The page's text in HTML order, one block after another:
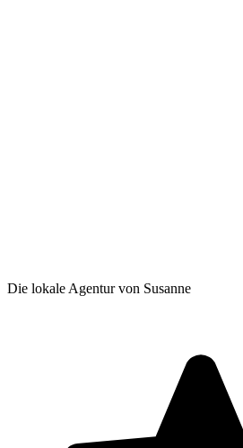
Die lokale Agentur von Susanne